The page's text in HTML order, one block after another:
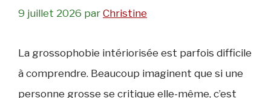
9 juillet 2026 par Christine
La grossophobie intériorisée est parfois difficile
à comprendre. Beaucoup imaginent que si une
personne grosse se critique elle-même, c’est